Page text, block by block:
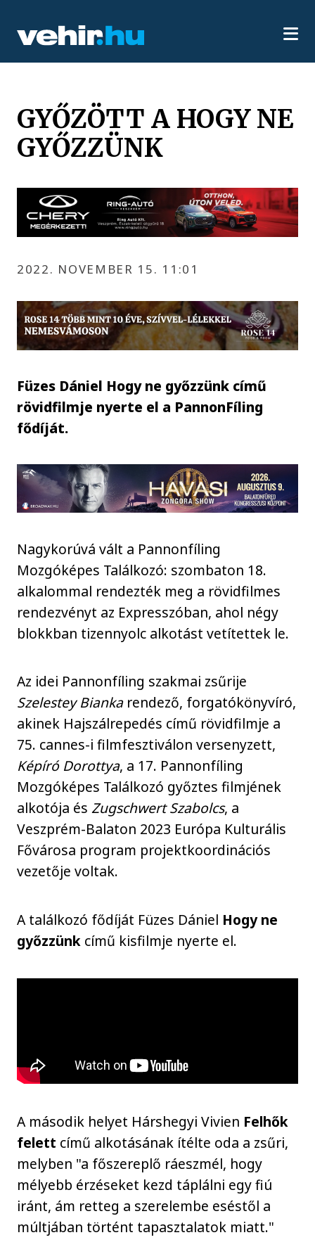
GYŐZÖTT A HOGY NE
GYŐZZÜNK
2022. NOVEMBER 15. 11:01
Füzes Dániel Hogy ne győzzünk című
rövidfilmje nyerte el a PannonFíling
fődíját.
Nagykorúvá vált a Pannonfíling
Mozgóképes Találkozó: szombaton 18.
alkalommal rendezték meg a rövidfilmes
rendezvényt az Expresszóban, ahol négy
blokkban tizennyolc alkotást vetítettek le.
Az idei Pannonfíling szakmai zsűrije
Szelestey Biankarendező, forgatókönyvíró,
akinek Hajszálrepedés című rövidfilmje a
75. cannes-i filmfesztiválon versenyzett,
Képíró Dorottya, a 17. Pannonfíling
Mozgóképes Találkozó győztes filmjének
alkotója ésZugschwert Szabolcs, a
Veszprém-Balaton 2023 Európa Kulturális
Fővárosa program projektkoordinációs
vezetője voltak.
A találkozó fődíját Füzes Dániel Hogy ne
győzzünk című kisfilmje nyerte el.
A második helyet Hárshegyi Vivien Felhők
felett című alkotásának ítélte oda a zsűri,
melyben "a főszereplő ráeszmél, hogy
mélyebb érzéseket kezd táplálni egy fiú
iránt, ám retteg a szerelembe eséstől a
múltjában történt tapasztalatok miatt."